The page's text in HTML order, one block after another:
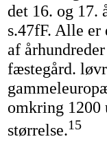
det 16. og 17.
s.47fF. Alle er
af
fæstegård.
omkring 1200
størrelse.15